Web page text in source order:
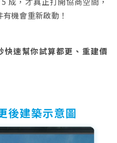
機會重新啟動！
快速幫你試算都更、重建價